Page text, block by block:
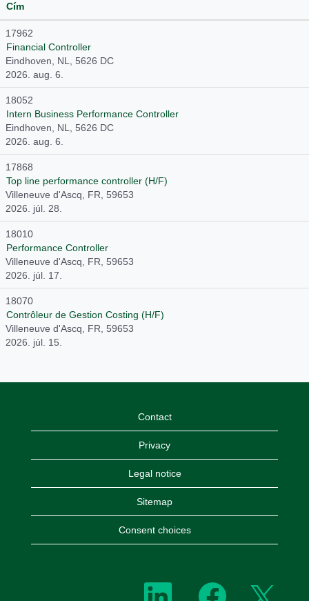
Cím
17962
Financial Controller
Eindhoven, NL, 5626 DC
2026. aug. 6.
18052
Intern Business Performance Controller
Eindhoven, NL, 5626 DC
2026. aug. 6.
17868
Top line performance controller (H/F)
Villeneuve d'Ascq, FR, 59653
2026. júl. 28.
18010
Performance Controller
Villeneuve d'Ascq, FR, 59653
2026. júl. 17.
18070
Contrôleur de Gestion Costing (H/F)
Villeneuve d'Ascq, FR, 59653
2026. júl. 15.
Contact
Privacy
Legal notice
Sitemap
Consent choices
Ú
Ú